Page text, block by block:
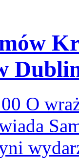
O